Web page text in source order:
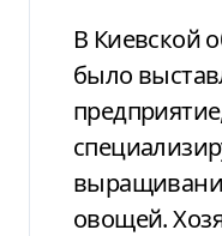
В Киевской области на продажу
было
овощей.